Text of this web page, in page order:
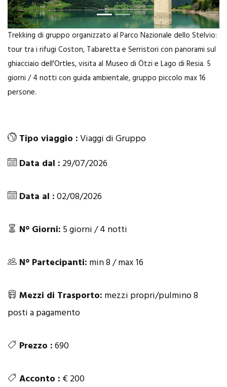
Trekking di gruppo organizzato al Parco Nazionale dello Stelvio:
tour tra i rifugi Coston, Tabaretta e Serristori con panorami sul
ghiacciaio dell'Ortles, visita al Museo di Ötzi e Lago di Resia. 5
giorni / 4 notti con guida ambientale, gruppo piccolo max 16
persone.
Tipo viaggio :Viaggi di Gruppo
Data dal : 29/07/2026
Data al :02/08/2026
N° Giorni: 5 giorni / 4 notti
N° Partecipanti: min 8 / max 16
Mezzi di Trasporto: mezzi propri/pulmino 8
posti a pagamento
Prezzo :690
Acconto : € 200